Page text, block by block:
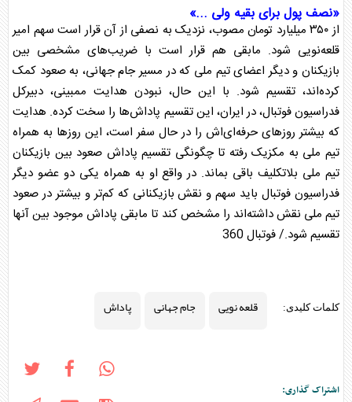
«نصف پول برای بقیه ولی ...»
از ۳۵۰ میلیارد تومان مصوب، نزدیک به نصفی از آن قرار است سهم امیر
قلعه‌نویی شود. مابقی هم قرار است با ضریب‌های مشخصی بین
بازیکنان و دیگر اعضای تیم ملی که در مسیرجام جهانی، به صعود کمک
کرده‌اند، تقسیم شود. با این حال، نبودن هدایت ممبینی، دبیرکل
فدراسیون فوتبال، در ایران، این تقسیم پاداش‌ها را سخت کرده. هدایت
که بیشتر روز‌های حرفه‌ای‌اش را در حال سفر است، این روز‌ها به همراه
تیم ملی به مکزیک رفته تا چگونگی تقسیم پاداش صعود بین بازیکنان
تیم ملی بلاتکلیف باقی بماند. در واقع او به همراه یکی دو عضو دیگر
فدراسیون فوتبال باید سهم و نقش بازیکنانی که کم‌تر و بیشتر در صعود
تیم ملی نقش داشته‌اند را مشخص کند تا مابقی پاداش موجود بین آنها
تقسیم شود./ فوتبال 360
کلمات کلیدی: قلعه نویی جام جهانی پاداش
اشتراک گذاری: